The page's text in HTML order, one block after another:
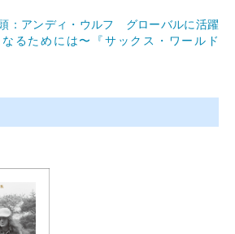
：アンディ・ウルフ グローバルに活躍
るためには〜『サックス・ワールド